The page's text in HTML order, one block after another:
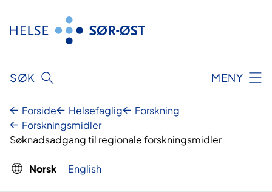
innhold
SØK MENY
Forside Helsefaglig
Forskning
Forskningsmidler
Søknadsadgang til regionale forskningsmidler
Norsk English